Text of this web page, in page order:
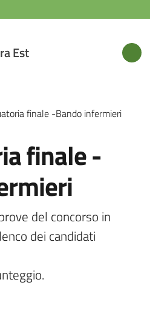
Est
finale -Bando infermieri
finale -
del concorso in
dei candidati